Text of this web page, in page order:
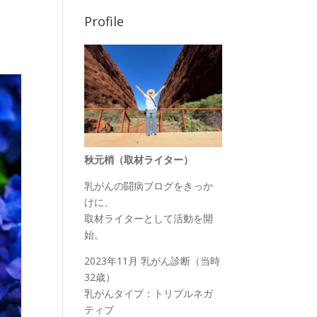
Profile
秋元梢（取材ライター）
乳がんの闘病ブログをきっか
けに、
取材ライターとして活動を開
始。
2023年11月 乳がん診断（当時
32歳）
乳がんタイプ：トリプルネガ
ティブ